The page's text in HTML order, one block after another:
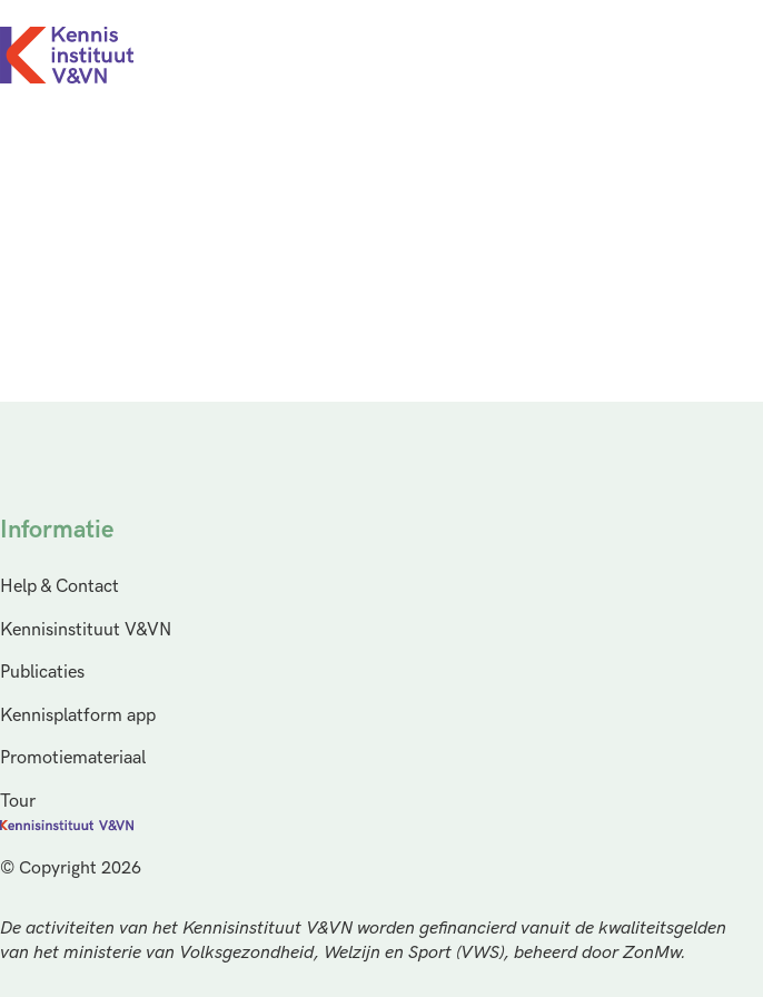
Informatie
Help & Contact
Kennisinstituut V&VN
Publicaties
Kennisplatform app
Promotiemateriaal
Tour
© Copyright 2026
De activiteiten van het Kennisinstituut V&VN worden gefinancierd vanuit de kwaliteitsgelden
van het ministerie van Volksgezondheid, Welzijn en Sport (VWS), beheerd door ZonMw.